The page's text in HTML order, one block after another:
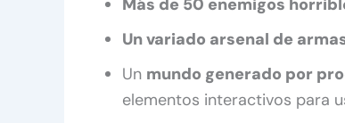
Más de 50 enemigos
Un variado arsenal de
Un mundo generado por
elementos interactivos para